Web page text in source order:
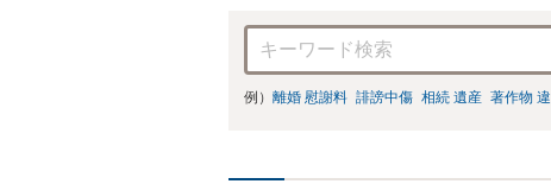
例） 離婚 慰謝料 誹謗中傷 相続 遺産 著作物